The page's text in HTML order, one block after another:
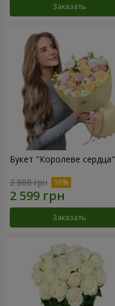
Заказать
Букет "Королеве сердца"
2 888 грн
Заказать